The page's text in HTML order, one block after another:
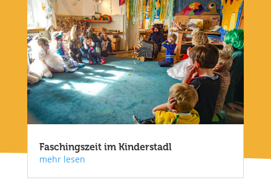
Faschingszeit im Kinderstadl
mehr lesen